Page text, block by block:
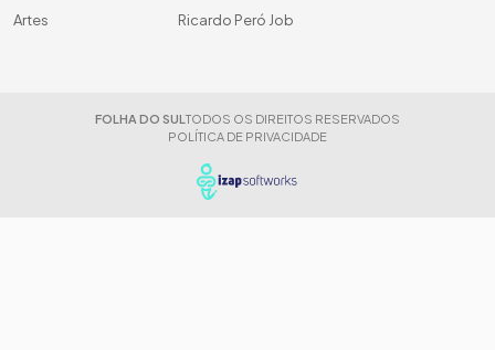
Artes
Ricardo Peró Job
FOLHA DO SUL TODOS OS DIREITOS RESERVADOS
POLÍTICA DE PRIVACIDADE